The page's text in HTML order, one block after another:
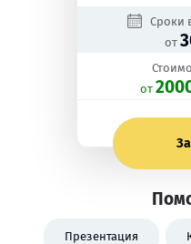
Сроки
от
oт
Презентация